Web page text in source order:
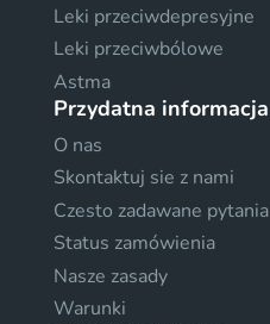
Leki przeciwdepresyjne
Leki przeciwbólowe
Astma
Przydatna informacja
O nas
Skontaktuj sie z nami
Czesto zadawane pytania
Status zamówienia
Nasze zasady
Warunki